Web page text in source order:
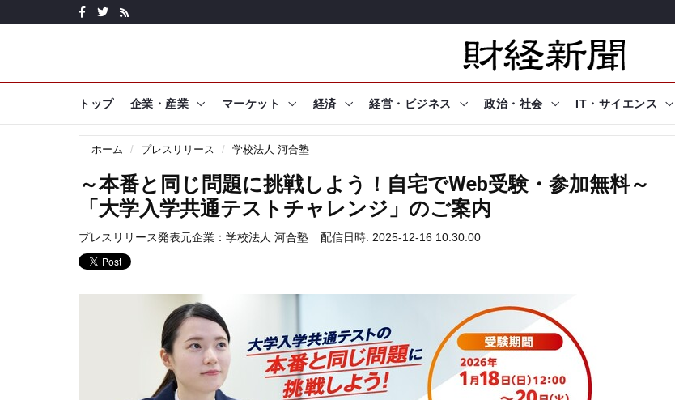
トップ 企業・産業 マーケット 経済 経営・ビジネス 政治・社会 IT・サイエンス
ホーム プレスリリース 学校法人 河合塾
～本番と同じ問題に挑戦しよう！自宅でWeb受験・参加無料～
「大学入学共通テストチャレンジ」のご案内
プレスリリース発表元企業： 学校法人 河合塾 配信日時: 2025-12-16 10:30:00